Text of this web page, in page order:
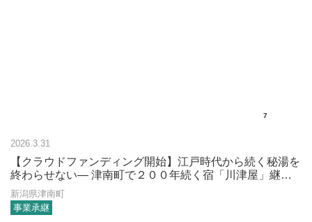
7
2026.3.31
【クラウドファンディング開始】江戸時代から続く秘湯を
終わらせない― 津南町で２００年続く宿「川津屋」継業
の挑戦
新潟県津南町
事業承継